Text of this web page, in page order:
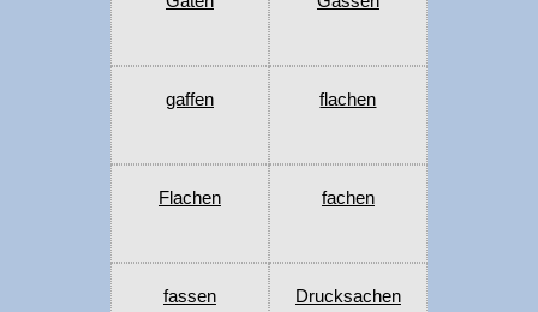
gaffen flachen
Flachen fachen
fassen Drucksachen